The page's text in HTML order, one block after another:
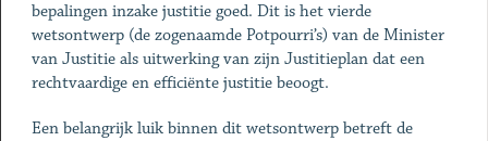
bepalingen inzake justitie goed. Dit is het vierde
wetsontwerp (de zogenaamde Potpourri’s) van de Minister
van Justitie als uitwerking van zijn Justitieplan dat een
rechtvaardige en efficiënte justitie beoogt.
Een belangrijk luik binnen dit wetsontwerp betreft de